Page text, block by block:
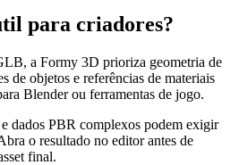
para criadores?
a Formy 3D prioriza geometria de
de objetos e referências de materiais
Blender ou ferramentas de jogo.
dados PBR complexos podem exigir
o resultado no editor antes de
final.